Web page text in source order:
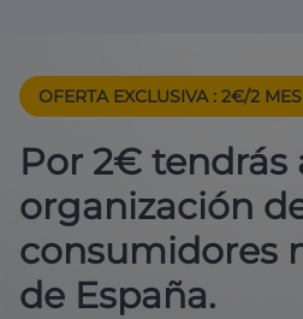
OFERTA EXCLUSIVA : 2€/2
Por 2€ tendrás
organización
consumidores
de España.